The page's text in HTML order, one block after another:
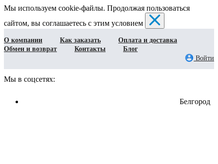
Мы используем cookie-файлы. Продолжая пользоваться
сайтом, вы соглашаетесь с этим условием
О компании Как заказать
Оплата и доставка
Обмен и возврат
Контакты
Блог
Войти
Мы в соцсетях:
Белгород